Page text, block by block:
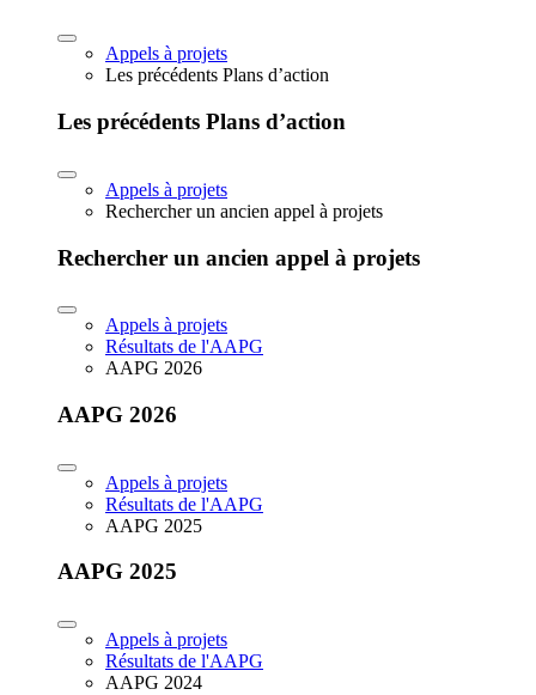
Appels à projets
Les précédents Plans d’action
Les précédents Plans d’action
Appels à projets
Rechercher un ancien appel à projets
Rechercher un ancien appel à projets
Appels à projets
Résultats de l'AAPG
AAPG 2026
AAPG 2026
Appels à projets
Résultats de l'AAPG
AAPG 2025
AAPG 2025
Appels à projets
Résultats de l'AAPG
AAPG 2024